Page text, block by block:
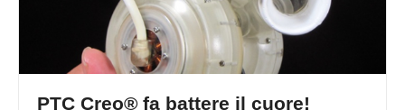
PTC Creo® fa battere il cuore!